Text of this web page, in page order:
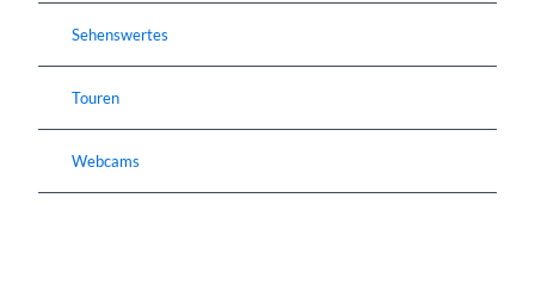
Sehenswertes
Touren
Webcams